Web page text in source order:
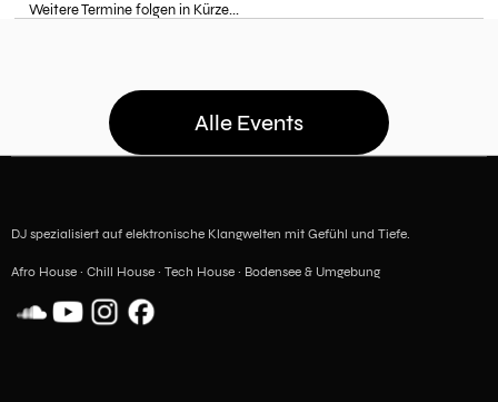
Weitere Termine folgen in Kürze...
Alle Events
DJ spezialisiert auf elektronische Klangwelten mit Gefühl und Tiefe.
Afro House · Chill House · Tech House · Bodensee & Umgebung